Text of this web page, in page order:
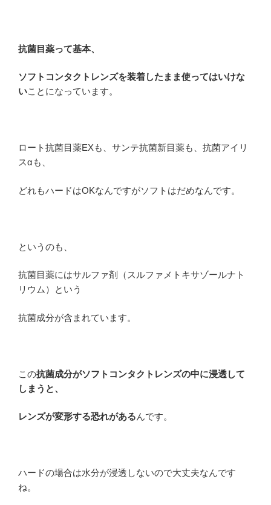
抗菌目薬って基本、
ソフトコンタクトレンズを装着したまま使ってはいけな
いことになっています。
ロート抗菌目薬EXも、サンテ抗菌新目薬も、抗菌アイリ
スαも、
どれもハードはOKなんですがソフトはだめなんです。
というのも、
抗菌目薬にはサルファ剤（スルファメトキサゾールナト
リウム）という
抗菌成分が含まれています。
この抗菌成分がソフトコンタクトレンズの中に浸透して
しまうと、
レンズが変形する恐れがあるんです。
ハードの場合は水分が浸透しないので大丈夫なんです
ね。